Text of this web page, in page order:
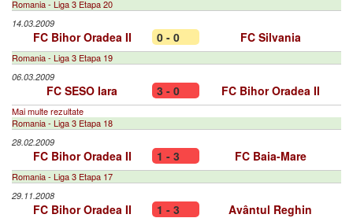
Romania - Liga 3 Etapa 20
14.03.2009
FC Bihor Oradea II 0 - 0 FC Silvania
Romania - Liga 3 Etapa 19
06.03.2009
FC SESO Iara 3 - 0 FC Bihor Oradea II
Mai multe rezultate
Romania - Liga 3 Etapa 18
28.02.2009
FC Bihor Oradea II 1 - 3 FC Baia-Mare
Romania - Liga 3 Etapa 17
29.11.2008
FC Bihor Oradea II 1 - 3 Avântul Reghin